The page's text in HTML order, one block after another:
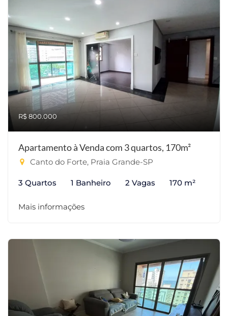
R$ 800.000
Apartamento à Venda com 3 quartos, 170m²
Canto do Forte, Praia Grande-SP
3 Quartos 1 Banheiro 2 Vagas 170 m²
Mais informações